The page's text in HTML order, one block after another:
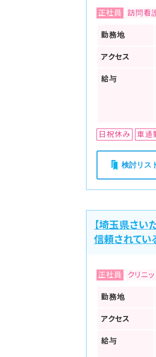
正社員 訪問看
勤務地
アクセス
給与
日祝休み 車通
検討リス
【埼玉県さ
信頼されてい
正社員 クリニ
勤務地
アクセス
給与